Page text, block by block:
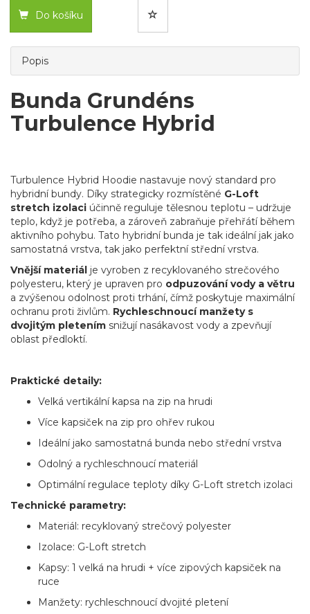
Do košíku
Popis
Bunda Grundéns
Turbulence Hybrid
Turbulence Hybrid Hoodie nastavuje nový standard pro
hybridní bundy. Díky strategicky rozmístěné G-Loft
stretch izolaci účinně reguluje tělesnou teplotu – udržuje
teplo, když je potřeba, a zároveň zabraňuje přehřátí během
aktivního pohybu. Tato hybridní bunda je tak ideální jak jako
samostatná vrstva, tak jako perfektní střední vrstva.
Vnější materiál je vyroben z recyklovaného strečového
polyesteru, který je upraven pro odpuzování vody a větru
a zvýšenou odolnost proti trhání, čímž poskytuje maximální
ochranu proti živlům. Rychleschnoucí manžety s
dvojitým pletením snižují nasákavost vody a zpevňují
oblast předloktí.
Praktické detaily:
Velká vertikální kapsa na zip na hrudi
Více kapsiček na zip pro ohřev rukou
Ideální jako samostatná bunda nebo střední vrstva
Odolný a rychleschnoucí materiál
Optimální regulace teploty díky G-Loft stretch izolaci
Technické parametry:
Materiál: recyklovaný strečový polyester
Izolace: G-Loft stretch
Kapsy: 1 velká na hrudi + více zipových kapsiček na
ruce
Manžety: rychleschnoucí dvojité pletení